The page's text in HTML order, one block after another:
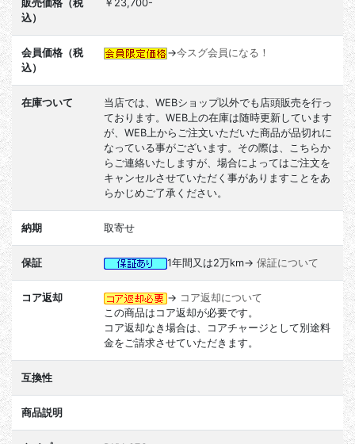
販売価格（税
込）
￥23,700-
会員価格（税
込）
→今スグ会員になる！
在庫ついて
当店では、WEBショップ以外でも店頭販売を行っ
ております。WEB上の在庫は随時更新しています
が、WEB上からご注文いただいた商品が品切れに
なっている事がございます。その際は、こちらか
らご連絡いたしますが、場合によってはご注文を
キャンセルさせていただく事がありますことをあ
らかじめご了承ください。
納期 取寄せ
保証 1年間又は2万km→ 保証について
コア返却 → コア返却について
この商品はコア返却が必要です。
コア返却なき場合は、コアチャージとして別途料
金をご請求させていただきます。
互換性
商品説明